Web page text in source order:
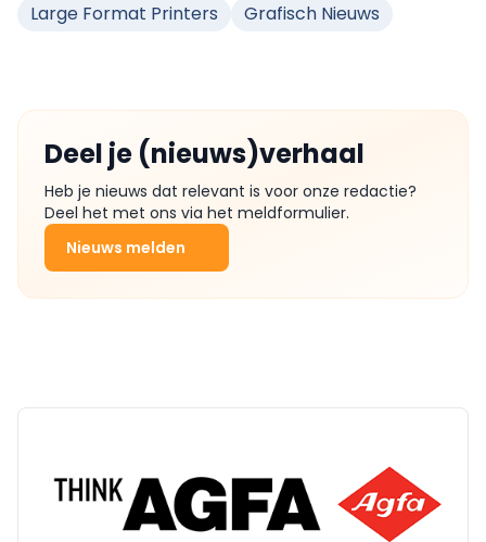
Large Format Printers
Grafisch Nieuws
Deel je (nieuws)verhaal
Heb je nieuws dat relevant is voor onze redactie?
Deel het met ons via het meldformulier.
Nieuws melden